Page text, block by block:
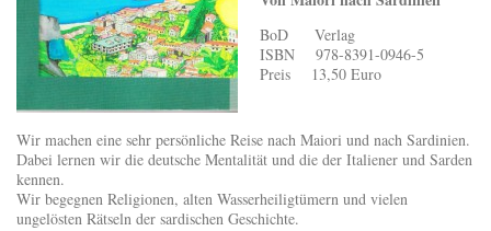
BoD Verlag
ISBN 978-8391-0946-5
Preis 13,50 Euro
Wir machen eine sehr persönliche Reise nach Maiori und nach Sardinien.
Dabei lernen wir die deutsche Mentalität und die der Italiener und Sarden
kennen.
Wir begegnen Religionen, alten Wasserheiligtümern und vielen
ungelösten Rätseln der sardischen Geschichte.